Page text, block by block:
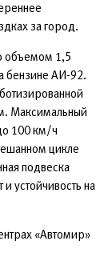
за город.
объемом 1,5
бензине АИ-92.
Максимальный
100 км/ч
цикле
подвеска
устойчивость на
«Автомир»